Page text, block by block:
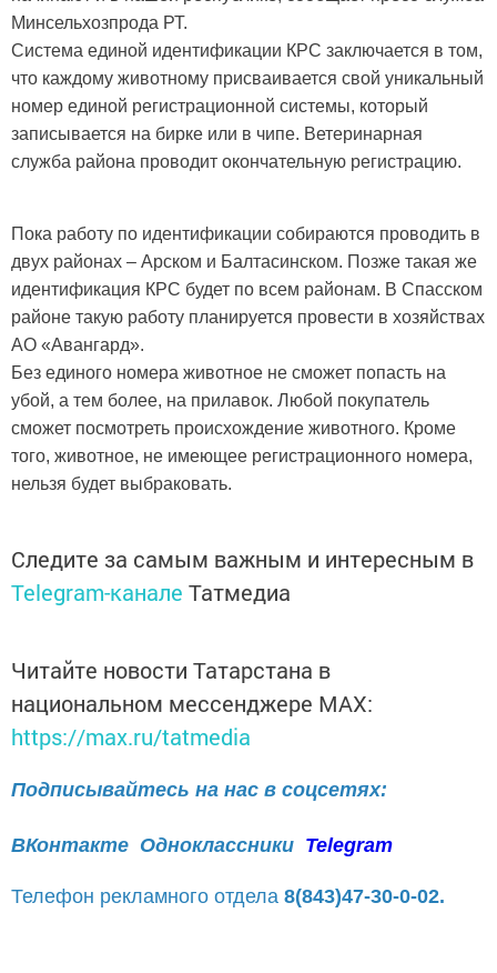
Минсельхозпрода РТ.
Система единой идентификации КРС заключается в том,
что каждому животному присваивается свой уникальный
номер единой регистрационной системы, который
записывается на бирке или в чипе. Ветеринарная
служба района проводит окончательную регистрацию.
Пока работу по идентификации собираются проводить в
двух районах – Арском и Балтасинском. Позже такая же
идентификация КРС будет по всем районам. В Спасском
районе такую работу планируется провести в хозяйствах
АО «Авангард».
Без единого номера животное не сможет попасть на
убой, а тем более, на прилавок. Любой покупатель
сможет посмотреть происхождение животного. Кроме
того, животное, не имеющее регистрационного номера,
нельзя будет выбраковать.
Следите за самым важным и интересным в
Telegram-канале Татмедиа
Читайте новости Татарстана в
национальном мессенджере MАХ:
https://max.ru/tatmedia
Подписывайтесь на нас в соцсетях:
ВКонтакте Одноклассники Telegram
Телефон рекламного отдела 8(843)47-30-0-02.